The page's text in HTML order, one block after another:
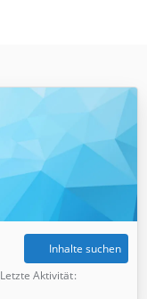
Inhalte suchen
Letzte Aktivität